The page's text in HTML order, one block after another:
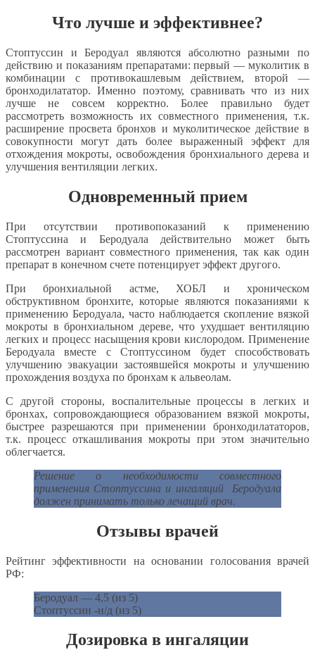
Что лучше и эффективнее?
Стоптуссин и Беродуал являются абсолютно разными по
действию и показаниям препаратами: первый — муколитик в
комбинации с противокашлевым действием, второй —
бронходилататор. Именно поэтому, сравнивать что из них
лучше не совсем корректно. Более правильно будет
рассмотреть возможность их совместного применения, т.к.
расширение просвета бронхов и муколитическое действие в
совокупности могут дать более выраженный эффект для
отхождения мокроты, освобождения бронхиального дерева и
улучшения вентиляции легких.
Одновременный прием
При отсутствии противопоказаний к применению
Стоптуссина и Беродуала действительно может быть
рассмотрен вариант совместного применения, так как один
препарат в конечном счете потенцирует эффект другого.
При бронхиальной астме, ХОБЛ и хроническом
обструктивном бронхите, которые являются показаниями к
применению Беродуала, часто наблюдается скопление вязкой
мокроты в бронхиальном дереве, что ухудшает вентиляцию
легких и процесс насыщения крови кислородом. Применение
Беродуала вместе с Стоптуссином будет способствовать
улучшению эвакуации застоявшейся мокроты и улучшению
прохождения воздуха по бронхам к альвеолам.
С другой стороны, воспалительные процессы в легких и
бронхах, сопровождающиеся образованием вязкой мокроты,
быстрее разрешаются при применении бронходилататоров,
т.к. процесс откашливания мокроты при этом значительно
облегчается.
Решение о необходимости совместного
применения Стоптуссина и ингаляций Беродуала
должен принимать только лечащий врач.
Отзывы врачей
Рейтинг эффективности на основании голосования врачей
РФ:
Беродуал — 4,5 (из 5)
Стоптуссин -н/д (из 5)
Дозировка в ингаляции